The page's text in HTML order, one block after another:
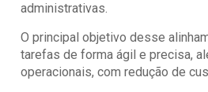
administrativas.
O principal objetivo desse
tarefas de forma ágil e precisa,
operacionais, com redução de